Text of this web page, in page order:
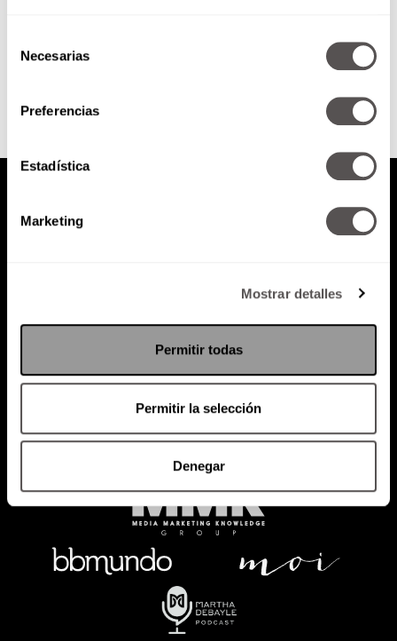
Necesarias
Preferencias
Estadística
Marketing
Mostrar detalles
Permitir todas
Permitir la selección
Denegar
Política de Privacidad
PODCAST RADIO MARTHA EVENTOS
SACA TU ID